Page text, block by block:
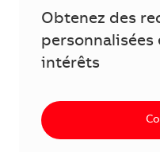
Obtenez des
personnalisées
intérêts